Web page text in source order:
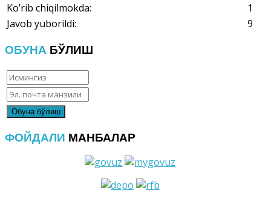
Ko’rib chiqilmokda:
1
Javob yuborildi:
9
ОБУНА БЎЛИШ
ФОЙДАЛИ МАНБАЛАР